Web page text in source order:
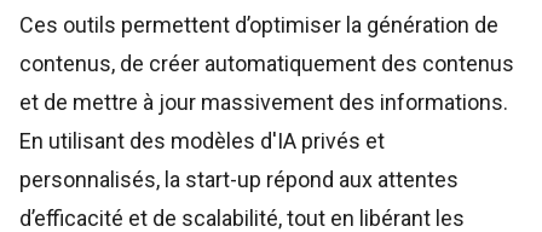
Ces outils permettent d’optimiser la génération de
contenus, de créer automatiquement des contenus
et de mettre à jour massivement des informations.
En utilisant des modèles d'IA privés et
personnalisés, la start-up répond aux attentes
d’efficacité et de scalabilité, tout en libérant les